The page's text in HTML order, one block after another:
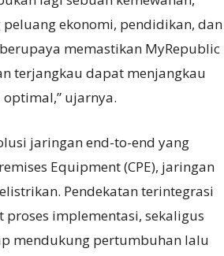
ekonomi, pendidikan, dan
memastikan MyRepublic
terjangkau dapat menjangkau
ujarnya.
jaringan end-to-end yang
Equipment (CPE), jaringan
Pendekatan terintegrasi
implementasi, sekaligus
mendukung pertumbuhan lalu